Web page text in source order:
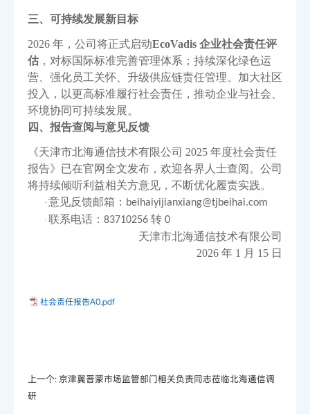
三、可持续发展新目标
2026 年，公司将正式启动EcoVadis 企业社会责任评
估 ，对标国际标准完善管理体系；持续深化绿色运
营、强化员工关怀、升级供应链责任管理、加大社区
投入，以更高标准履行社会责任，推动企业与社会、
环境协同可持续发展。
四、报告查阅与意见反馈
《天津市北海通信技术有限公司 2025 年度社会责任
报告》已在官网全文发布，欢迎各界人士查阅。公司
将持续倾听利益相关方意见，不断优化履责实践。
· 意见反馈邮箱： beihaiyijianxiang@tjbeihai.com
· 联系电话： 83710256 转 0
天津市北海通信技术有限公司
2026 年 1 月 1 5 日
社会责任报告A0.pdf
上一个: 京津冀晋蒙市场监管部门相关负责同志莅临北海通信调
研